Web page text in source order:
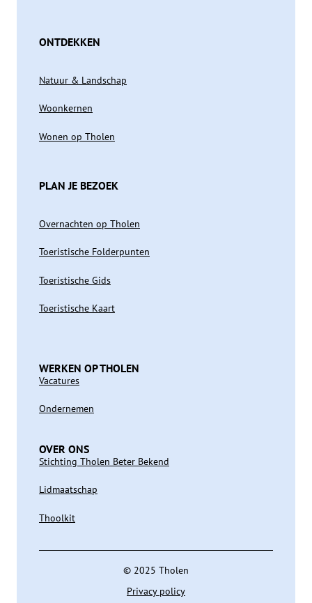
ONTDEKKEN
Natuur & Landschap
Woonkernen
Wonen op Tholen
PLAN JE BEZOEK
Overnachten op Tholen
Toeristische Folderpunten
Toeristische Gids
Toeristische Kaart
WERKEN OP THOLEN
Vacatures
Ondernemen
OVER ONS
Stichting Tholen Beter Bekend
Lidmaatschap
Thoolkit
© 2025 Tholen
Privacy policy